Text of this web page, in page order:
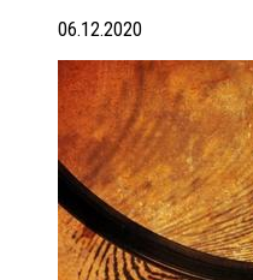
06.12.2020